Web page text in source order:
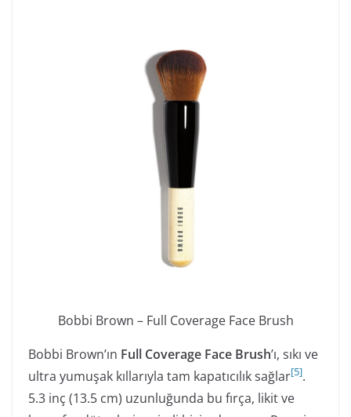
Bobbi Brown – Full Coverage Face Brush
Bobbi Brown’ın Full Coverage Face Brush’ı, sıkı ve
ultra yumuşak kıllarıyla tam kapatıcılık sağlar[5].
5.3 inç (13.5 cm) uzunluğunda bu fırça, likit ve